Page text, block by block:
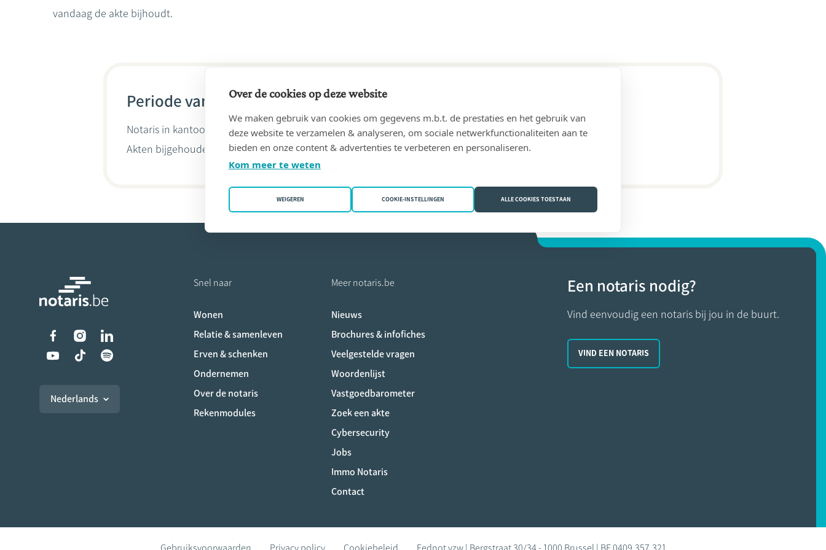
vandaag de akte bijhoudt.
Periode van 10/06/1927 tot 30/01/1956
Notaris in kantoor SCHINCKEL, Charles(9080 Lochristi)
Akten bijgehouden doorWim Van Damme
Liens vers les réseaux sociaux
Nederlands
Snel naar
Wonen
Relatie & samenleven
Erven & schenken
Ondernemen
Over de notaris
Rekenmodules
Meer notaris.be
Nieuws
Brochures & infofiches
Veelgestelde vragen
Woordenlijst
Vastgoedbarometer
Zoek een akte
Cybersecurity
Jobs
Immo Notaris
Contact
Een notaris nodig?
Vind eenvoudig een notaris bij jou in de buurt.
VIND EEN NOTARIS
Over de cookies op deze website
We maken gebruik van cookies om gegevens m.b.t. de prestaties en het gebruik van
deze website te verzamelen & analyseren, om sociale netwerkfunctionaliteiten aan te
bieden en onze content & advertenties te verbeteren en personaliseren.
Kom meer te weten
WEIGEREN COOKIE-INSTELLINGEN ALLE COOKIES TOESTAAN